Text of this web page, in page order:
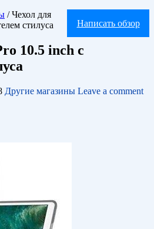
Написать обзор
/ Чехол для
стилуса
10.5 inch с
Другие магазины Leave a comment